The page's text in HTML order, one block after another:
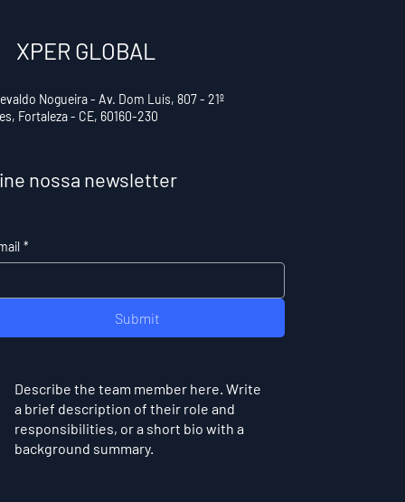
XPER GLOBAL
Nogueira - Av. Dom Luís, 807 - 21º
Fortaleza - CE, 60160-230
nossa newsletter
*
Submit
Describe the team member here. Write
a brief description of their role and
responsibilities, or a short bio with a
background summary.